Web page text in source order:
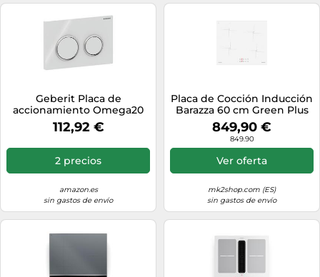
Geberit Placa de
accionamiento Omega20
115.085.KJ.1 para doble
descarga Blanco/Cromado
112,92 €
2 precios
amazon.es
sin gastos de envío
Placa de Cocción Inducción
Barazza 60 cm Green Plus
1PIDGP6B Blanco
849,90 €
849.90
Ver oferta
mk2shop.com (ES)
sin gastos de envío